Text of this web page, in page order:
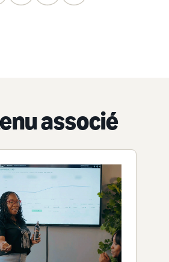
associé